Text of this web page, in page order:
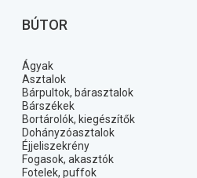
BÚTOR
Ágyak
Asztalok
Bárpultok, bárasztalok
Bárszékek
Bortárolók, kiegészítők
Dohányzóasztalok
Éjjeliszekrény
Fogasok, akasztók
Fotelek, puffok